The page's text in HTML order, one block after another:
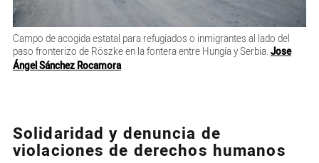
Campo de acogida estatal para refugiados o inmigrantes al lado del
paso fronterizo de Röszke en la fontera entre Hungía y Serbia. Jose
Ángel Sánchez Rocamora
Solidaridad y denuncia de
violaciones de derechos humanos